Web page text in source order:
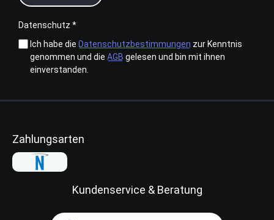
Datenschutz *
Ich habe die Datenschutzbestimmungen zur Kenntnis
genommen und die AGB gelesen und bin mit ihnen
einverstanden.
Zahlungsarten
Kundenservice & Beratung